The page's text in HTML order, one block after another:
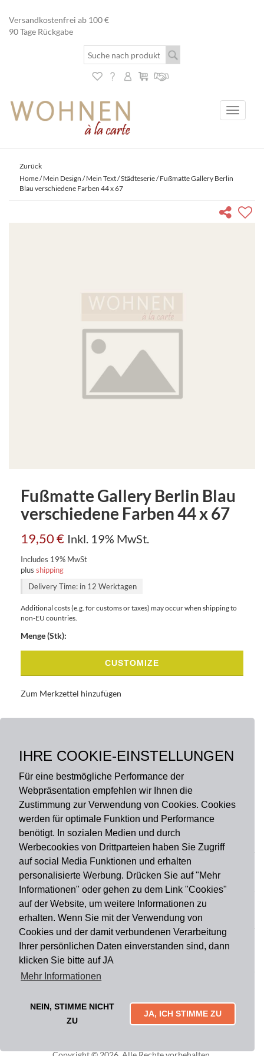
IHRE COOKIE-EINSTELLUNGEN
Für eine bestmögliche Performance der
Webpräsentation empfehlen wir Ihnen die
Zustimmung zur Verwendung von Cookies. Cookies
werden für optimale Funktion und Performance
benötigt. In sozialen Medien und durch
Werbecookies von Drittparteien haben Sie Zugriff
auf social Media Funktionen und erhalten
personalisierte Werbung. Drücken Sie auf "Mehr
Informationen" oder gehen zu dem Link "Cookies"
auf der Website, um weitere Informationen zu
erhalten. Wenn Sie mit der Verwendung von
Cookies und der damit verbundenen Verarbeitung
Ihrer persönlichen Daten einverstanden sind, dann
klicken Sie bitte auf JA
Mehr Informationen
NEIN, STIMME NICHT
ZU
JA, ICH STIMME ZU
Versandkostenfrei ab 100 €
90 Tage Rückgabe
Toggle
Zurück
Home/Mein Design / Mein Text/Städteserie/ Fußmatte Gallery Berlin
Blau verschiedene Farben 44 x 67
Fußmatte Gallery Berlin Blau
verschiedene Farben 44 x 67
19,50€ Inkl. 19% MwSt.
Includes 19% MwSt
plus shipping
Delivery Time: in 12 Werktagen
Additional costs (e.g. for customs or taxes) may occur when shipping to
non-EU countries.
Menge (Stk):
CUSTOMIZE
Zum Merkzettel hinzufügen
BESCHREIBUNG
Zahlungsart
Versandart
Du findest uns auch auf
Informationen
Impressum Widerruf
Mytailor croodles